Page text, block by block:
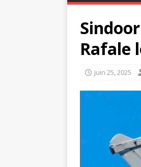
Rafale
juin 25, 2025